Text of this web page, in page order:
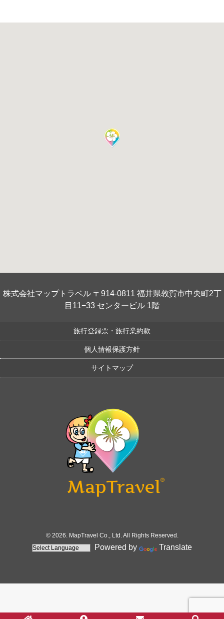
株式会社マップトラベル 〒914-0811 福井県敦賀市中央町2丁
目11−33 センタービル 1階
旅行登録票・旅行業約款
個人情報保護方針
サイトマップ
© 2026. MapTravel Co., Ltd. All Rights Reserved.
Powered by Translate